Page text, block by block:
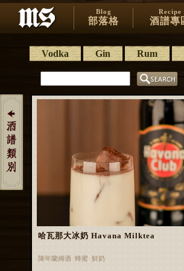
Blog
部落格
Recipe
酒譜專
Vodka Gin Rum
哈瓦那大冰奶 Havana Milktea
陳年蘭姆酒 蜂蜜 鮮奶